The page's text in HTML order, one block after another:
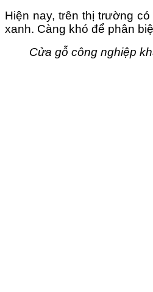
Hiện nay, trên thị trường
xanh. Càng khó để phân
Cửa gỗ công nghiệp